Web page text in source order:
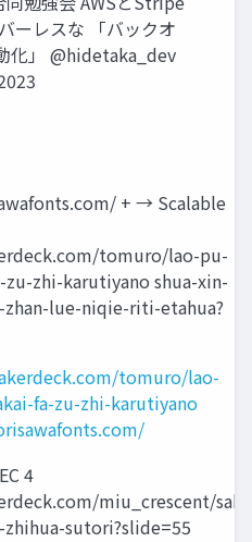
ーレスな 「バックオ
化」 @hidetaka_dev
+ → Scalable
tomuro/lao-pu-
zhi-karutiyano shua-xin-
zhan-lue-niqie-riti-etahua?
tomuro/lao-
fa-zu-zhi-karutiyano
4
miu_crescent/
sutori?slide=55